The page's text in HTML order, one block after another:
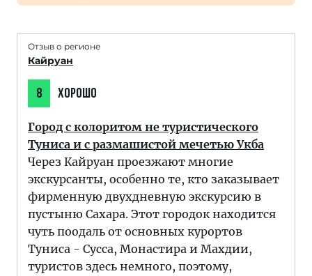
Отзыв о регионе
Кайруан
8 ХОРОШО
Город с колоритом не туристического
Туниса и с размашистой мечетью Укба
Через Кайруан проезжают многие
экскурсанты, особенно те, кто заказывает
фирменную двухдневную экскурсию в
пустыню Сахара. Этот городок находится
чуть поодаль от основных курортов
Туниса - Сусса, Монастира и Махдии,
туристов здесь немного, поэтому,